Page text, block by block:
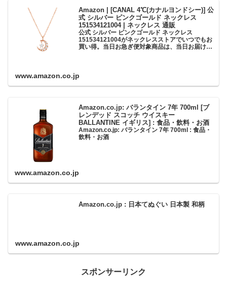
Amazon | [CANAL 4℃(カナルヨンドシー)] 公
式 シルバー ピンクゴールド ネックレス
151534121004 | ネックレス 通販
公式 シルバー ピンクゴールド ネックレス
151534121004がネックレスストアでいつでもお
買い得。当日お急ぎ便対象商品は、当日お届け可
www.amazon.co.jp
Amazon.co.jp: バランタイン 7年 700ml [ブ
レンデッド スコッチ ウイスキー
BALLANTINE イギリス] : 食品・飲料・お酒
Amazon.co.jp: バランタイン 7年 700ml : 食品・
飲料・お酒
www.amazon.co.jp
Amazon.co.jp : 日本てぬぐい 日本製 和柄
www.amazon.co.jp
スポンサーリンク